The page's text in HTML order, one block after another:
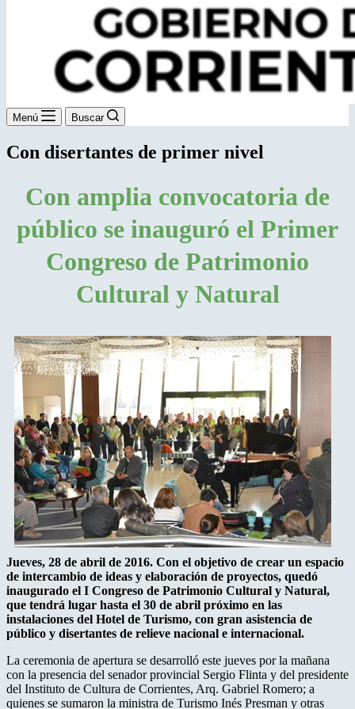
Menú Buscar
Con disertantes de primer nivel
Con amplia convocatoria de
público se inauguró el Primer
Congreso de Patrimonio
Cultural y Natural
Jueves, 28 de abril de 2016. Con el objetivo de crear un espacio
de intercambio de ideas y elaboración de proyectos, quedó
inaugurado el I Congreso de Patrimonio Cultural y Natural,
que tendrá lugar hasta el 30 de abril próximo en las
instalaciones del Hotel de Turismo, con gran asistencia de
público y disertantes de relieve nacional e internacional.
La ceremonia de apertura se desarrolló este jueves por la mañana
con la presencia del senador provincial Sergio Flinta y del presidente
del Instituto de Cultura de Corrientes, Arq. Gabriel Romero; a
quienes se sumaron la ministra de Turismo Inés Presman y otras